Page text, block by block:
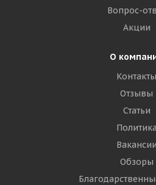
Вопрос-
Акции
О
Контакты
Отзывы
Статьи
Политика
Вакансии
Обзоры